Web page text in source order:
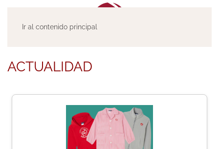
Ir al contenido principal
ACTUALIDAD